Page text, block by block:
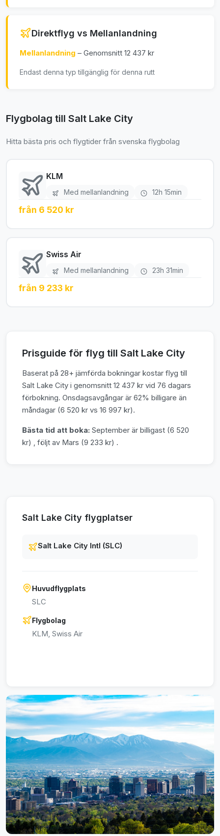
Direktflyg vs Mellanlandning
Mellanlandning – Genomsnitt 12 437 kr
Endast denna typ tillgänglig för denna rutt
Flygbolag till Salt Lake City
Hitta bästa pris och flygtider från svenska flygbolag
KLM
Med mellanlandning 12h 15min
från 6 520 kr
Swiss Air
Med mellanlandning 23h 31min
från 9 233 kr
Prisguide för flyg till Salt Lake City
Baserat på 28+ jämförda bokningar kostar flyg till
Salt Lake City i genomsnitt 12 437 kr vid 76 dagars
förbokning. Onsdagsavgångar är 62% billigare än
måndagar (6 520 kr vs 16 997 kr).
Bästa tid att boka: September är billigast (6 520
kr) , följt av Mars (9 233 kr) .
Salt Lake City flygplatser
Salt Lake City Intl (SLC)
Huvudflygplats
SLC
Flygbolag
KLM, Swiss Air